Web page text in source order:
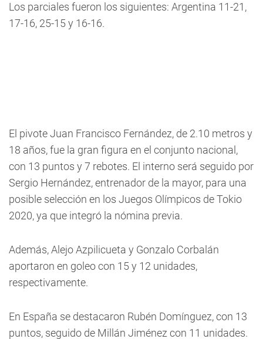
Los parciales fueron los siguientes: Argentina 11-21,
17-16, 25-15 y 16-16.
El pivote Juan Francisco Fernández, de 2.10 metros y
18 años, fue la gran figura en el conjunto nacional,
con 13 puntos y 7 rebotes. El interno será seguido por
Sergio Hernández, entrenador de la mayor, para una
posible selección en los Juegos Olímpicos de Tokio
2020, ya que integró la nómina previa.
Además, Alejo Azpilicueta y Gonzalo Corbalán
aportaron en goleo con 15 y 12 unidades,
respectivamente.
En España se destacaron Rubén Domínguez, con 13
puntos, seguido de Millán Jiménez con 11 unidades.